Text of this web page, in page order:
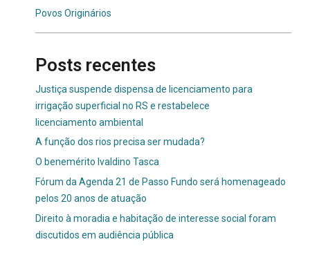
Povos Originários
Posts recentes
Justiça suspende dispensa de licenciamento para
irrigação superficial no RS e restabelece
licenciamento ambiental
A função dos rios precisa ser mudada?
O benemérito Ivaldino Tasca
Fórum da Agenda 21 de Passo Fundo será homenageado
pelos 20 anos de atuação
Direito à moradia e habitação de interesse social foram
discutidos em audiência pública